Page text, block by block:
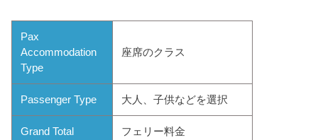
Pax
Accommodation
Type
座席のクラス
Passenger Type 大人、子供などを選択
Grand Total フェリー料金